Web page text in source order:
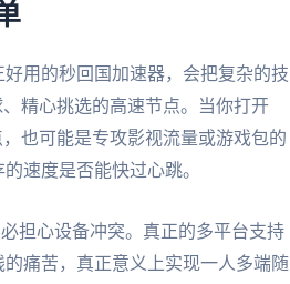
用的秒回国加速器，会把复杂的技
精心挑选的高速节点。当你打开
也可能是专攻影视流量或游戏包的
速度是否能快过心跳。
担心设备冲突。真正的多平台支持
痛苦，真正意义上实现一人多端随